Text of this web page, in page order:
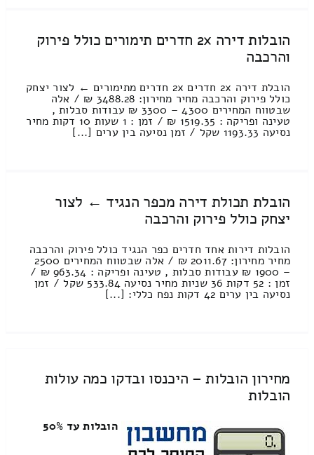
הובלות דירה 2x חדרים תימורים כולל פירוק
והרכבה
הובלת דירה 2x חדרים 2x חדרים מתימורים ← לצור יצחק
כולל פירוק והרכבה מחיר מחירון: 3488.28 ₪ / אלה
שבטווח המחירים 4300 – 3300 ₪ עבודות סבלות ,
טעינה ופריקה : 1519.35 ₪ / זמן : 1 שעות 10 דקות מחיר
נסיעה 1193.33 שקל / זמן נסיעה בין ערים [...]
הובלת תכולת דירה מכפר הנגיד ← לצור
יצחק כולל פירוק והרכבה
הובלות דירות אחד חדרים כפר הנגיד כולל פירוק והרכבה
מחיר מחירון: 2011.67 ₪ / אלה שבטווח המחירים 2500
– 1900 ₪ עבודות סבלות , טעינה ופריקה : 963.34 ₪ /
זמן : 52 דקות 36 שניות מחיר נסיעה 533.84 שקל / זמן
נסיעה בין ערים 42 דקות נפח כללי: [...]
מחירון הובלות – היכנסו ובדקו כמה עולות
הובלות
הובלות עד 50%